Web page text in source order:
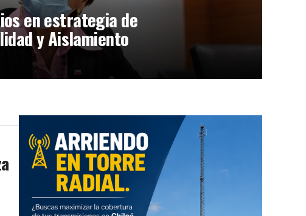
en estrategia de
y Aislamiento